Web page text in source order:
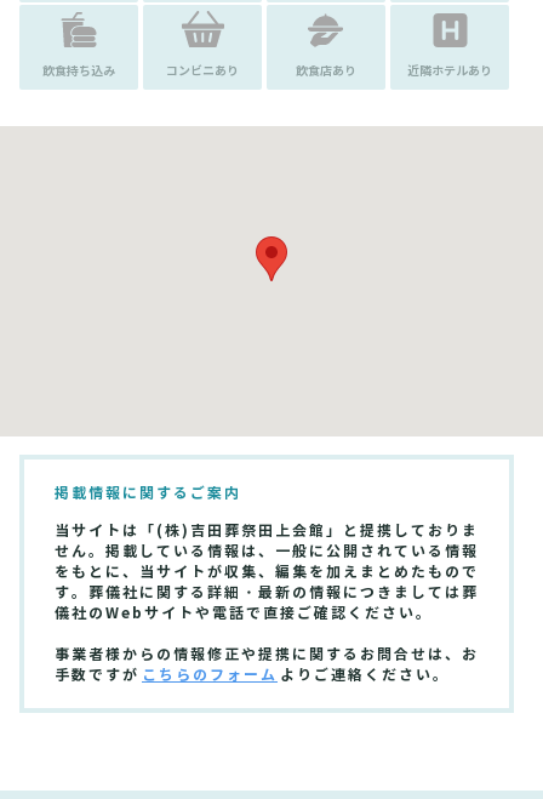
飲食持ち込み コンビニあり 飲食店あり 近隣ホテルあり
掲載情報に関するご案内
当サイトは「(株)吉田葬祭田上会館」と提携しておりま
せん。掲載している情報は、一般に公開されている情報
をもとに、当サイトが収集、編集を加えまとめたもので
す。葬儀社に関する詳細・最新の情報につきましては葬
儀社のWebサイトや電話で直接ご確認ください。
事業者様からの情報修正や提携に関するお問合せは、お
手数ですが こちらのフォーム よりご連絡ください。